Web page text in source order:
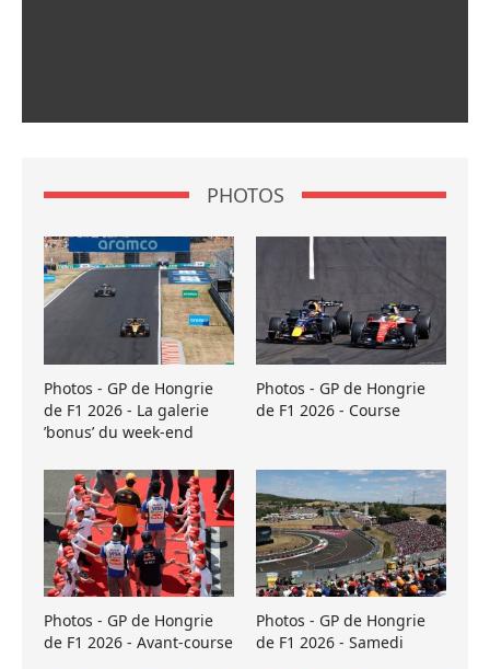
PHOTOS
Photos - GP de Hongrie
de F1 2026 - La galerie
’bonus’ du week-end
Photos - GP de Hongrie
de F1 2026 - Course
Photos - GP de Hongrie
de F1 2026 - Avant-course
Photos - GP de Hongrie
de F1 2026 - Samedi